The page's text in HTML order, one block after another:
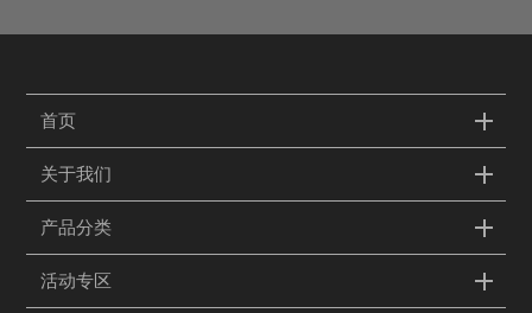
首页
关于我们
产品分类
活动专区